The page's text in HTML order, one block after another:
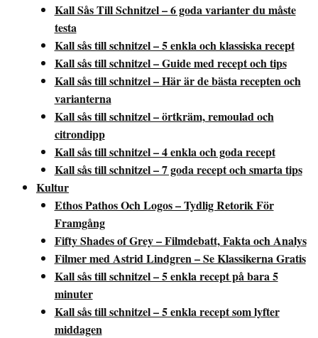
Kall Sås Till Schnitzel – 6 goda varianter du måste
testa
Kall sås till schnitzel – 5 enkla och klassiska recept
Kall sås till schnitzel – Guide med recept och tips
Kall sås till schnitzel – Här är de bästa recepten och
varianterna
Kall sås till schnitzel – örtkräm, remoulad och
citrondipp
Kall sås till schnitzel – 4 enkla och goda recept
Kall sås till schnitzel – 7 goda recept och smarta tips
Kultur
Ethos Pathos Och Logos – Tydlig Retorik För
Framgång
Fifty Shades of Grey – Filmdebatt, Fakta och Analys
Filmer med Astrid Lindgren – Se Klassikerna Gratis
Kall sås till schnitzel – 5 enkla recept på bara 5
minuter
Kall sås till schnitzel – 5 enkla recept som lyfter
middagen